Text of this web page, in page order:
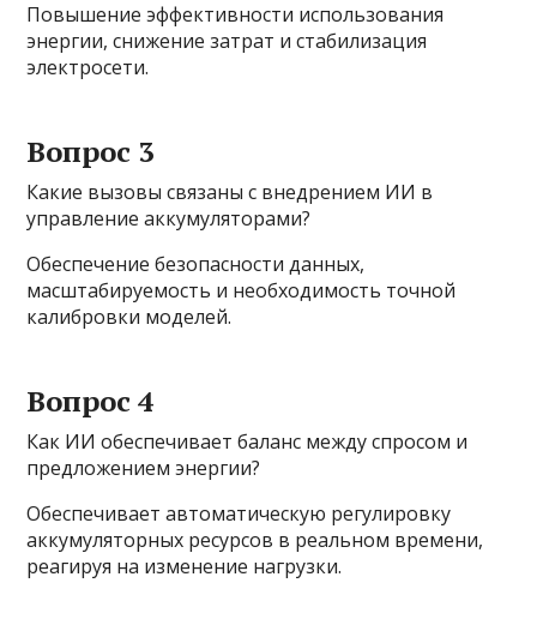
Повышение эффективности использования
энергии, снижение затрат и стабилизация
электросети.
Вопрос 3
Какие вызовы связаны с внедрением ИИ в
управление аккумуляторами?
Обеспечение безопасности данных,
масштабируемость и необходимость точной
калибровки моделей.
Вопрос 4
Как ИИ обеспечивает баланс между спросом и
предложением энергии?
Обеспечивает автоматическую регулировку
аккумуляторных ресурсов в реальном времени,
реагируя на изменение нагрузки.